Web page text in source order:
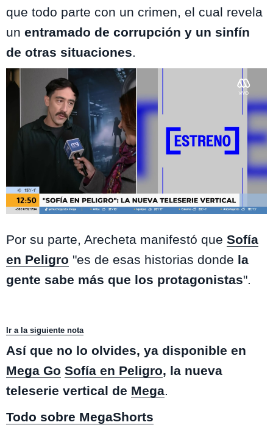
que todo parte con un crimen, el cual revela
un entramado de corrupción y un sinfín
de otras situaciones.
Por su parte, Arecheta manifestó que Sofía
en Peligro "es de esas historias donde la
gente sabe más que los protagonistas".
Ir a la siguiente nota
Así que no lo olvides, ya disponible en
Mega Go Sofía en Peligro, la nueva
teleserie vertical de Mega.
Todo sobre MegaShorts